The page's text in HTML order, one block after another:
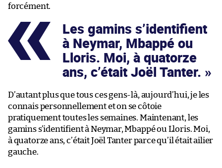
forcément.
Les gamins s’identifient
à Neymar, Mbappé ou
Lloris. Moi, à quatorze
ans, c’était Joël Tanter.
D’autant plus que tous ces gens-là, aujourd’hui, je les
connais personnellement et on se côtoie
pratiquement toutes les semaines. Maintenant, les
gamins s’identifient à Neymar, Mbappé ou Lloris. Moi,
à quatorze ans, c’était Joël Tanter parce qu’il était ailier
gauche.